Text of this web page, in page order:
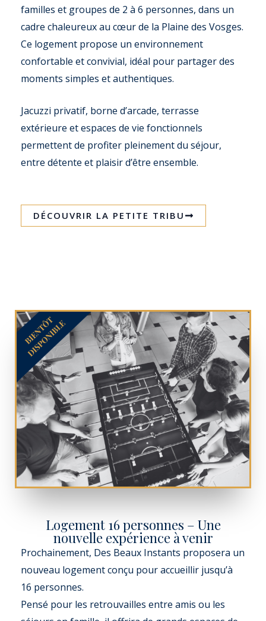
familles et groupes de 2 à 6 personnes, dans un
cadre chaleureux au cœur de la Plaine des Vosges.
Ce logement propose un environnement
confortable et convivial, idéal pour partager des
moments simples et authentiques.
Jacuzzi privatif, borne d’arcade, terrasse
extérieure et espaces de vie fonctionnels
permettent de profiter pleinement du séjour,
entre détente et plaisir d’être ensemble.
DÉCOUVRIR LA PETITE TRIBU
Logement 16 personnes – Une
nouvelle expérience à venir
Prochainement, Des Beaux Instants proposera un
nouveau logement conçu pour accueillir jusqu’à
16 personnes.
Pensé pour les retrouvailles entre amis ou les